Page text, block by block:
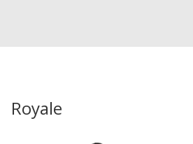
Royale